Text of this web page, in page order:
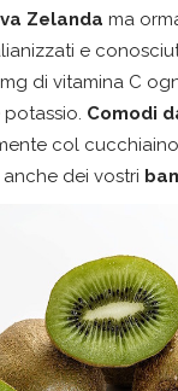
Zelanda ma
e
di vitamina C
Comodi
col
dei vostri